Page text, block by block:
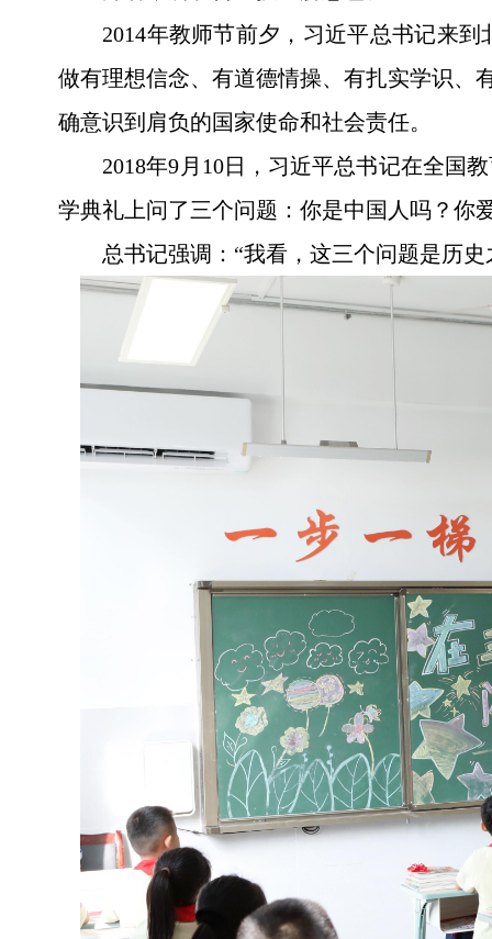
2014年教师节前夕，习近平总书记来
做有理想信念、有道德情操、有扎实学识、
确意识到肩负的国家使命和社会责任。
2018年9月10日，习近平总书记在全国
学典礼上问了三个问题：你是中国人吗？你
总书记强调：“我看，这三个问题是历